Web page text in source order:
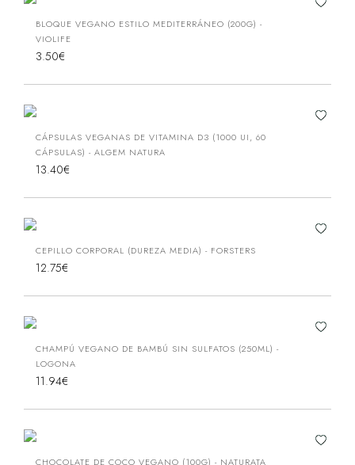
BLOQUE VEGANO ESTILO MEDITERRÁNEO (200G) -
VIOLIFE
3.50€
CÁPSULAS VEGANAS DE VITAMINA D3 (1000 UI, 60
CÁPSULAS) - ALGEM NATURA
13.40€
CEPILLO CORPORAL (DUREZA MEDIA) - FORSTERS
12.75€
CHAMPÚ VEGANO DE BAMBÚ SIN SULFATOS (250ML) -
LOGONA
11.94€
CHOCOLATE DE COCO VEGANO (100G) - NATURATA